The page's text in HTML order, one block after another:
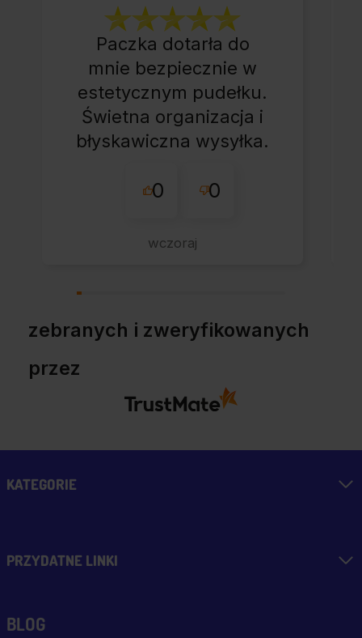
Paczka dotarła do
mnie bezpiecznie w
estetycznym pudełku.
Świetna organizacja i
błyskawiczna wysyłka.
sklepu nie pierwszy
wszystko perfekt.
0 0
wczoraj
zebranych i zweryfikowanych
przez
KATEGORIE
PRZYDATNE LINKI
BLOG